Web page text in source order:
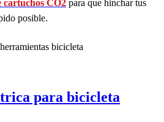
cartuchos CO2 para que hinchar tus
posible.
para bicicleta